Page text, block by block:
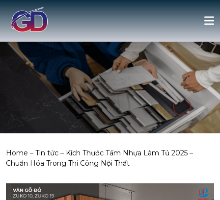
Home – Tin tức – Kích Thước Tấm Nhựa Làm Tủ 2025 –
Chuẩn Hóa Trong Thi Công Nội Thất